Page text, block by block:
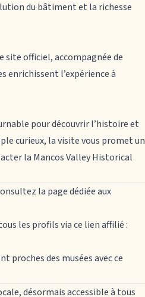
du bâtiment et la richesse
officiel, accompagnée de
enrichissent l’expérience à
pour découvrir l’histoire et
curieux, la visite vous promet un
la Mancos Valley Historical
la page dédiée aux
les profils via ce lien affilié :
proches des musées avec ce
désormais accessible à tous